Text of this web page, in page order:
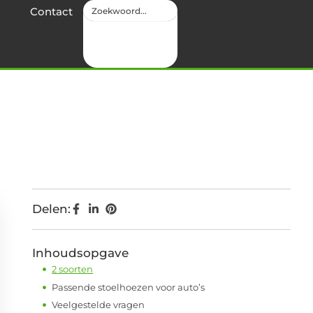
Contact
Delen:
Inhoudsopgave
2 soorten
Passende stoelhoezen voor auto’s
Veelgestelde vragen